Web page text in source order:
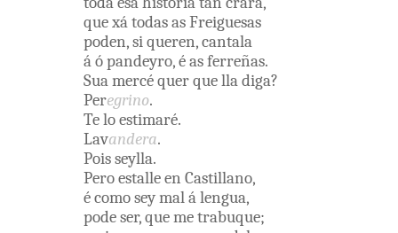
quexátodasasFreiguesas
poden,siqueren,cantala
á ópandeyro,éasferreñas.
Suamercéquerquelladiga?
Peregrino.
Teloestimaré.
Lavandera.
Poisseylla.
Peroestalleen Castillano,
écomoseymalálengua,
podeser,quemetrabuque;